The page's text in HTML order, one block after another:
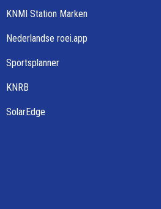
KNMI Station Marken
Nederlandse roei.app
Sportsplanner
KNRB
SolarEdge